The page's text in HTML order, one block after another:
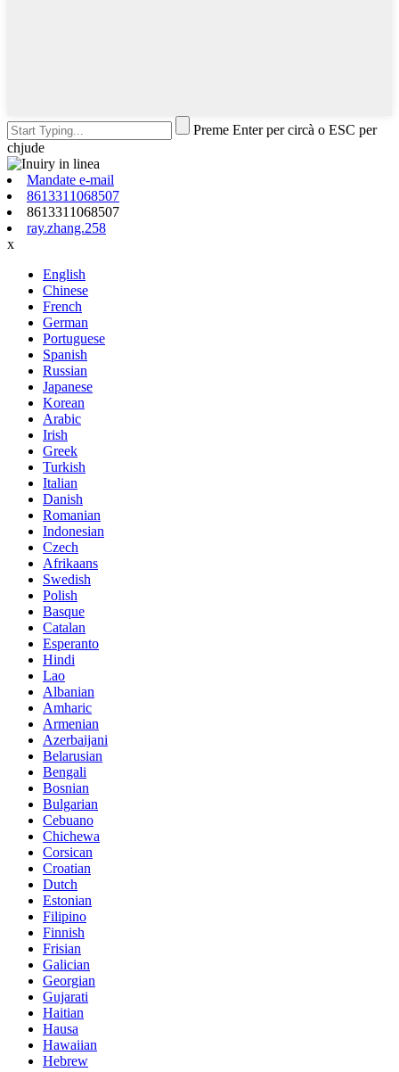
Preme Enter per circà o ESC per
chjude
Mandate e-mail
8613311068507
8613311068507
ray.zhang.258
x
English
Chinese
French
German
Portuguese
Spanish
Russian
Japanese
Korean
Arabic
Irish
Greek
Turkish
Italian
Danish
Romanian
Indonesian
Czech
Afrikaans
Swedish
Polish
Basque
Catalan
Esperanto
Hindi
Lao
Albanian
Amharic
Armenian
Azerbaijani
Belarusian
Bengali
Bosnian
Bulgarian
Cebuano
Chichewa
Corsican
Croatian
Dutch
Estonian
Filipino
Finnish
Frisian
Galician
Georgian
Gujarati
Haitian
Hausa
Hawaiian
Hebrew